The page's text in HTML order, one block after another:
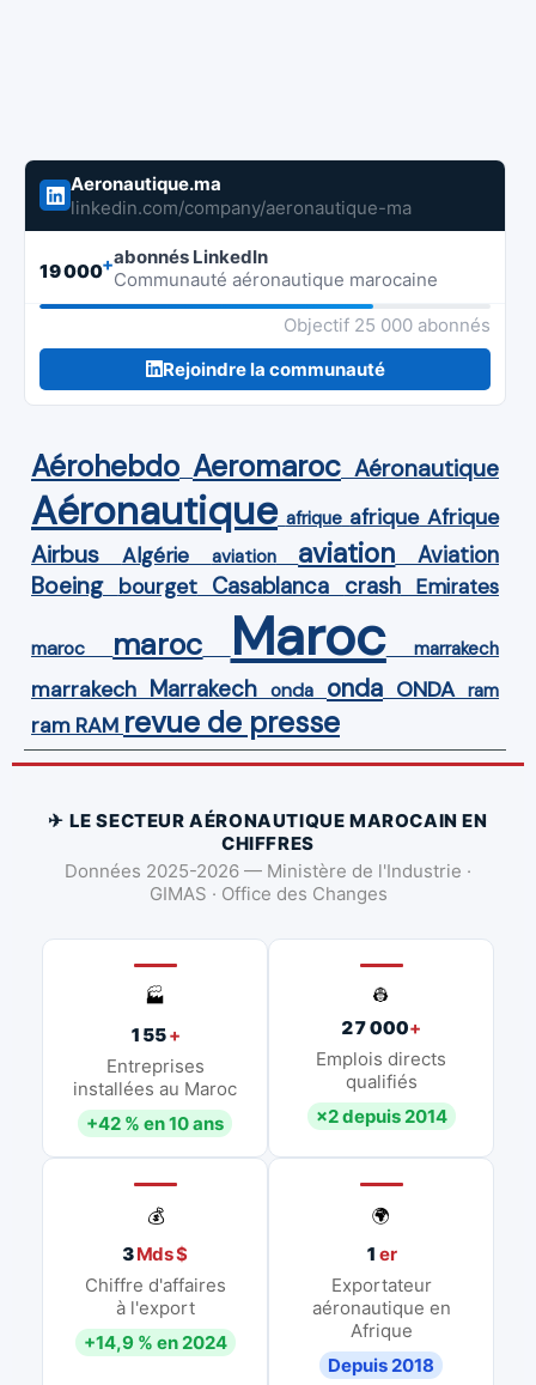
Aeronautique.ma
linkedin.com/company/aeronautique-ma
19 000+abonnés LinkedIn
Communauté aéronautique marocaine
Objectif 25 000 abonnés
Rejoindre la communauté
Aérohebdo Aeromaroc Aéronautique
Aéronautique afrique afrique Afrique
Airbus Algérie aviation aviation Aviation
Boeing bourget Casablanca crash Emirates
maroc maroc Maroc marrakech
marrakech Marrakech onda onda ONDA ram
ram RAM revue de presse
✈ LE SECTEUR AÉRONAUTIQUE MAROCAIN EN
CHIFFRES
Données 2025-2026 — Ministère de l'Industrie ·
GIMAS · Office des Changes
🏭
155+
Entreprises
installées au Maroc
+42 % en 10 ans
👷
27 000+
Emplois directs
qualifiés
×2 depuis 2014
💰
3Mds $
Chiffre d'affaires
à l'export
+14,9 % en 2024
🌍
1 er
Exportateur
aéronautique en
Afrique
Depuis 2018